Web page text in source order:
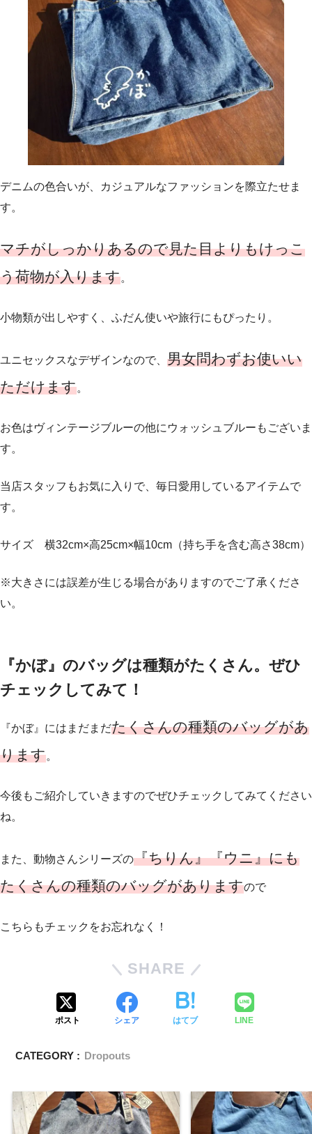
デニムの色合いが、カジュアルなファッションを際立たせま
す。
マチがしっかりあるので見た目よりもけっこ
う荷物が入ります。
小物類が出しやすく、ふだん使いや旅行にもぴったり。
ユニセックスなデザインなので、 男女問わずお使いい
ただけます。
お色はヴィンテージブルーの他にウォッシュブルーもございま
す。
当店スタッフもお気に入りで、毎日愛用しているアイテムで
す。
サイズ 横32cm×高25cm×幅10cm（持ち手を含む高さ38cm）
※大きさには誤差が生じる場合がありますのでご了承くださ
い。
『かぼ』のバッグは種類がたくさん。ぜひ
チェックしてみて！
『かぼ』にはまだまだたくさんの種類のバッグがあ
ります。
今後もご紹介していきますのでぜひチェックしてみてください
ね。
また、動物さんシリーズの『ちりん』『ウニ』にも
たくさんの種類のバッグがありますので
こちらもチェックをお忘れなく！
SHARE
ポスト シェア はてブ LINE
CATEGORY : Dropouts